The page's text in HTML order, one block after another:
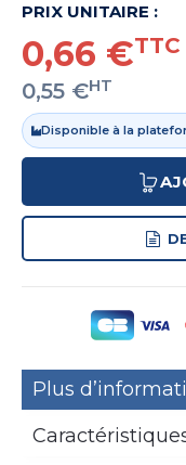
PRIX UNITAIRE :
0,66 €TTC
0,55 €HT
Disponible à la
Plus